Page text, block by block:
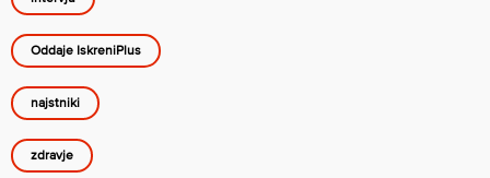
Oddaje IskreniPlus
najstniki
zdravje